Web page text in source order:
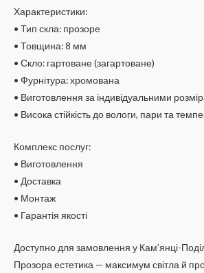
Характеристики:
• Тип скла: прозоре
• Товщина: 8 мм
• Скло: гартоване (загартоване)
• Фурнітура: хромована
• Виготовлення за індивідуальними
• Висока стійкість до вологи, пари та
Комплекс послуг:
• Виготовлення
• Доставка
• Монтаж
• Гарантія якості
Доступно для замовлення у Кам’янці-
Прозора естетика — максимум світла й